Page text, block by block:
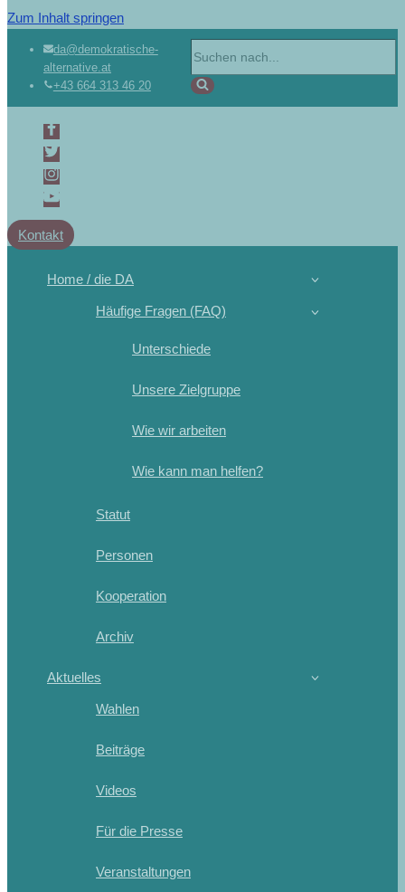
Zum Inhalt springen
da@demokratische-
alternative.at
+43 664 313 46 20
Kontakt
Home / die DA
Häufige Fragen (FAQ)
Unterschiede
Unsere Zielgruppe
Wie wir arbeiten
Wie kann man helfen?
Statut
Personen
Kooperation
Archiv
Aktuelles
Wahlen
Beiträge
Videos
Für die Presse
Veranstaltungen